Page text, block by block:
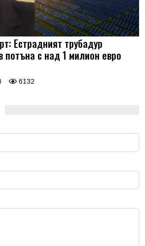
Естрадният трубадур
потъна с над 1 милион евро
6132